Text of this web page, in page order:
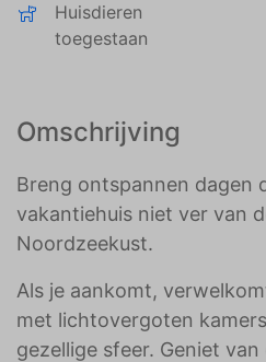
Huisdieren
toegestaan
Omschrijving
Breng ontspannen dagen
vakantiehuis niet ver van
Noordzeekust.
Als je aankomt,
met lichtovergoten
gezellige sfeer. Geniet